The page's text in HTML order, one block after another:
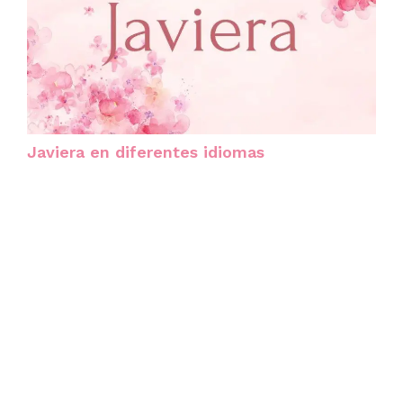
Javiera en diferentes idiomas